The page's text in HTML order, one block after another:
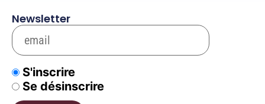
Newsletter
S'inscrire
Se désinscrire